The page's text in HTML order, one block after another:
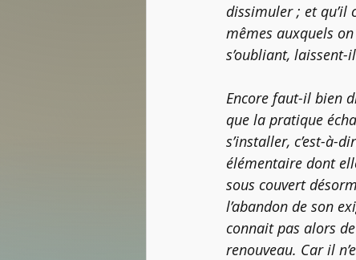
dissimuler ; et
mêmes auxquels
s’oubliant,
Encore faut-il bien
que la pratique
s’installer, c’est-à-
élémentaire dont
sous couvert
l’abandon de son
connait pas alors
renouveau. Car il